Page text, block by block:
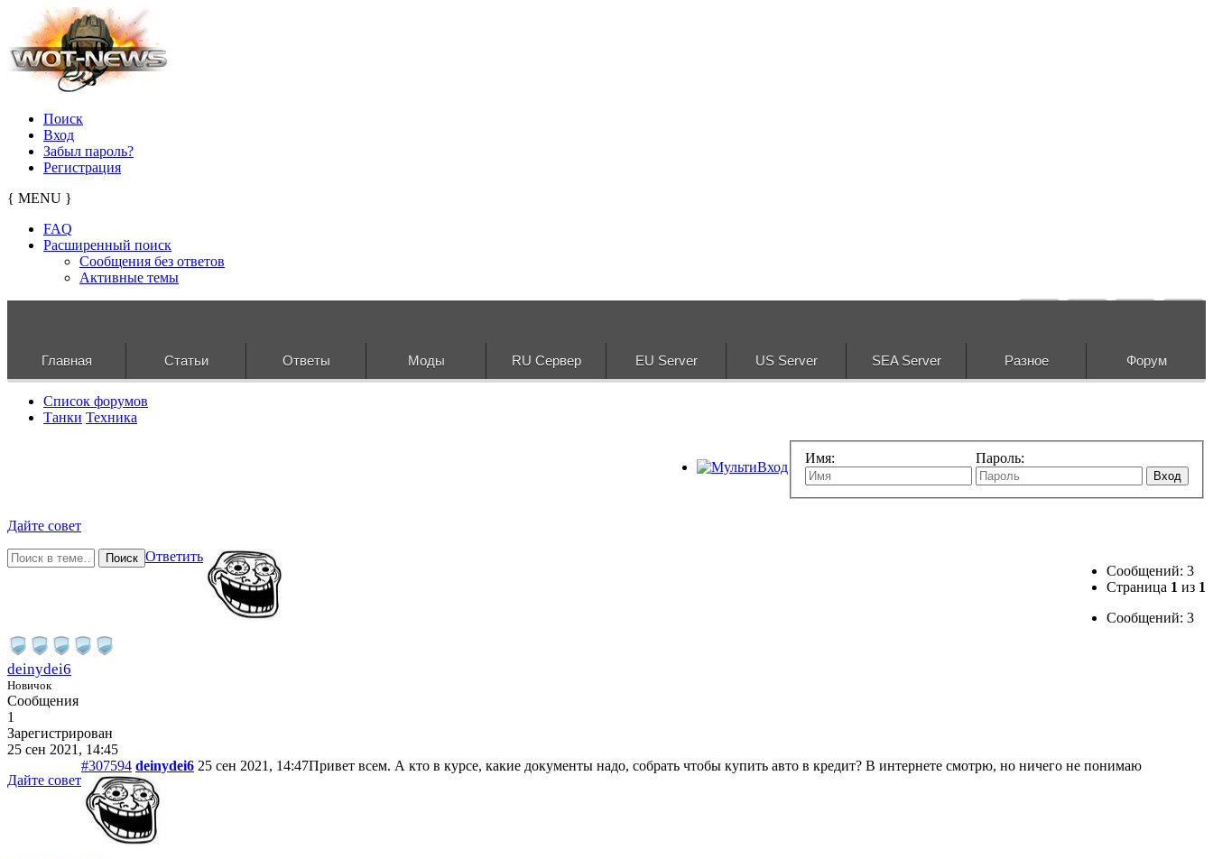
Поиск
Вход
Забыл пароль?
Регистрация
{ MENU }
FAQ
Расширенный поиск
Сообщения без ответов
Активные темы
Главная Статьи Ответы Моды RU Сервер EU Server US Server SEA Server Разное Форум
Список форумов
Танки Техника
Имя: Пароль:
Вход
Дайте совет
Сообщений: 3
Страница 1 из 1
Сообщений: 3
Поиск Ответить
deinydei6
Новичок
Сообщения
1
Зарегистрирован
25 сен 2021, 14:45
Дайте совет
#307594 deinydei6 25 сен 2021, 14:47Привет всем. А кто в курсе, какие документы надо, собрать чтобы купить авто в кредит? В интернете смотрю, но ничего не понимаю